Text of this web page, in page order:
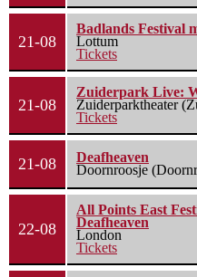
21-08
Badlands Festival
Lottum
Tickets
21-08
Zuiderpark Live:
Zuiderparktheater
Tickets
21-08
Deafheaven
Doornroosje
22-08
All Points East
Deafheaven
London
Tickets